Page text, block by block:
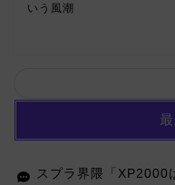
いう風潮
スプラ界隈「